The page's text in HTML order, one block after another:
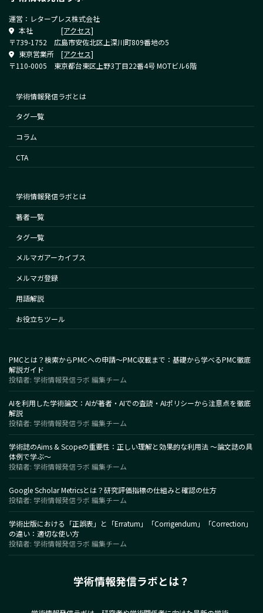
運営：レタープレス株式会社
本社 [アクセス]
〒739-1752 広島市安佐北区上深川町809番地の5
東京営業所 [アクセス]
〒110-0005 東京都台東区上野3丁目22番4号 MOTビル6階
学術情報発信ラボとは
タグ一覧
コラム
CTA
学術情報発信ラボとは
著者一覧
タグ一覧
メルマガアーカイブス
メルマガ登録
用語解説
お役立ちツール
PMCとは？検索からPMCへの申請～PMC収載まで：基礎から学べるPMC徹底
解説ガイド
投稿者: 学術情報発信ラボ 編集チーム
AIを利用した学術論文：AIが著者・AIでの査読・AIポリシーから注意点を徹底
解説
投稿者: 学術情報発信ラボ 編集チーム
学術誌のAims & Scopeの重要性：正しい理解と効果的な利用法 〜論文誌の具
体例で学ぶ〜
投稿者: 学術情報発信ラボ 編集チーム
Google Scholar Metricsとは？研究評価指標の仕組みと確認の仕方
投稿者: 学術情報発信ラボ 編集チーム
学術出版における「正誤表」と「Erratum」「Corrigendum」「Correction」
の違い：適切な使い方
投稿者: 学術情報発信ラボ 編集チーム
学術情報発信ラボとは？